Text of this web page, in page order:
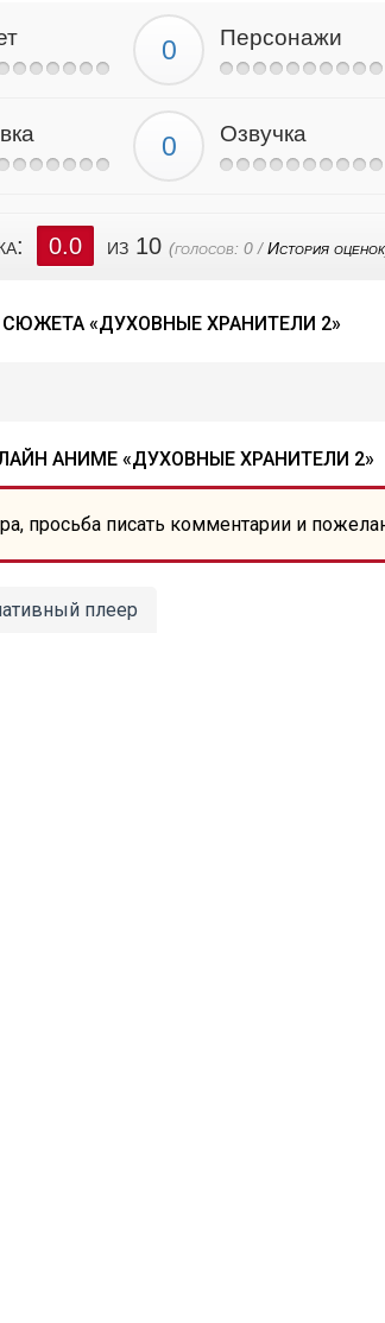
Персонажи
Озвучка
0.0 из 10 (голосов: 0/История оценок
«ДУХОВНЫЕ ХРАНИТЕЛИ 2»
АНИМЕ «ДУХОВНЫЕ ХРАНИТЕЛИ 2»
просьба писать комментарии и
плеер